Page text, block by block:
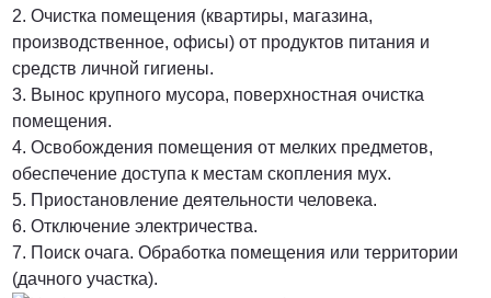
2. Очистка помещения (квартиры, магазина,
производственное, офисы) от продуктов питания и
средств личной гигиены.
3. Вынос крупного мусора, поверхностная очистка
помещения.
4. Освобождения помещения от мелких предметов,
обеспечение доступа к местам скопления мух.
5. Приостановление деятельности человека.
6. Отключение электричества.
7. Поиск очага. Обработка помещения или территории
(дачного участка).